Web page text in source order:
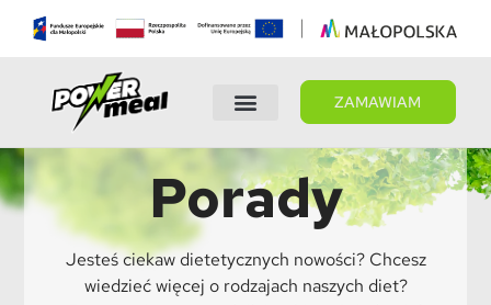
ZAMAWIAM
Porady
Jesteś ciekaw dietetycznych nowości? Chcesz
wiedzieć więcej o rodzajach naszych diet?